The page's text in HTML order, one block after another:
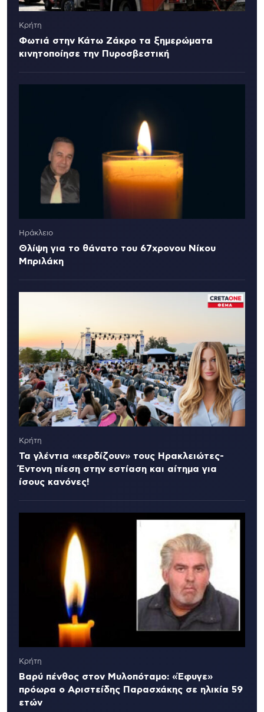
Κρήτη
Φωτιά στην Κάτω Ζάκρο τα ξημερώματα
κινητοποίησε την Πυροσβεστική
Ηράκλειο
Θλίψη για το θάνατο του 67χρονου Νίκου
Μπριλάκη
Κρήτη
Τα γλέντια «κερδίζουν» τους Ηρακλειώτες-
Έντονη πίεση στην εστίαση και αίτημα για
ίσους κανόνες!
Κρήτη
Βαρύ πένθος στον Μυλοπόταμο: «Έφυγε»
πρόωρα ο Αριστείδης Παρασχάκης σε ηλικία 59
ετών